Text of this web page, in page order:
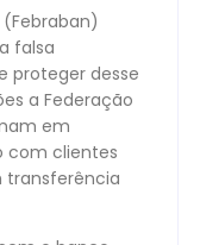
(Febraban)
falsa
proteger desse
a Federação
em
com clientes
transferência